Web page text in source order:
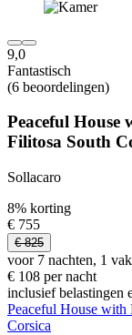
9,0
Fantastisch
(6 beoordelingen)
Peaceful House
Filitosa South
Sollacaro
8% korting
€ 755
€ 825
voor 7 nachten, 1
€ 108 per nacht
inclusief belastingen
Peaceful House with
Corsica